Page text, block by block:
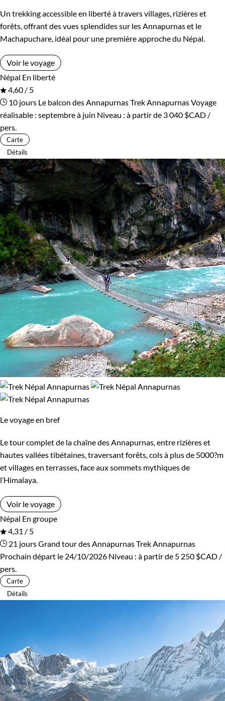
Un trekking accessible en liberté à travers villages, rizières et
forêts, offrant des vues splendides sur les Annapurnas et le
Machapuchare, idéal pour une première approche du Népal.
Voir le voyage
Népal En liberté
4,60 / 5
10 jours Le balcon des AnnapurnasTrek AnnapurnasVoyage
réalisable : septembre à juin Niveau : à partir de 3 040 $CAD /
pers.
Carte
Détails
Le voyage en bref
Le tour complet de la chaîne des Annapurnas, entre rizières et
hautes vallées tibétaines, traversant forêts, cols à plus de 5000?m
et villages en terrasses, face aux sommets mythiques de
l’Himalaya.
Voir le voyage
Népal En groupe
4,31 / 5
21 joursGrand tour des AnnapurnasTrek Annapurnas
Prochain départ le 24/10/2026 Niveau : à partir de 5 250 $CAD /
pers.
Carte
Détails